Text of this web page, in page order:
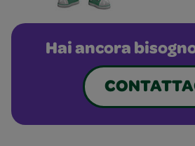
Hai ancora